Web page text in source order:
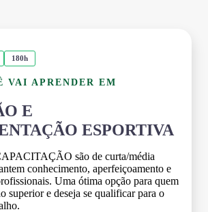
180h
VAI APRENDER EM
E
ESPORTIVA
são de curta/média
conhecimento, aperfeiçoamento e
Uma ótima opção para quem
superior e deseja se qualificar para o